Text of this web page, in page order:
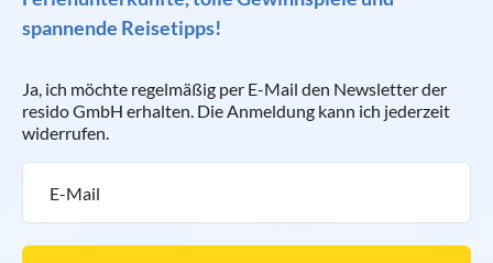
spannende Reisetipps!
Ja, ich möchte regelmäßig per E-Mail den Newsletter der
resido GmbH erhalten. Die Anmeldung kann ich jederzeit
widerrufen.